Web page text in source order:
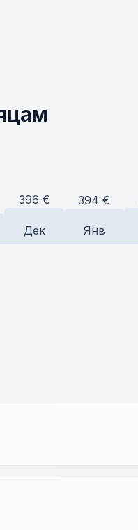
396 €
Дек
394 €
Янв